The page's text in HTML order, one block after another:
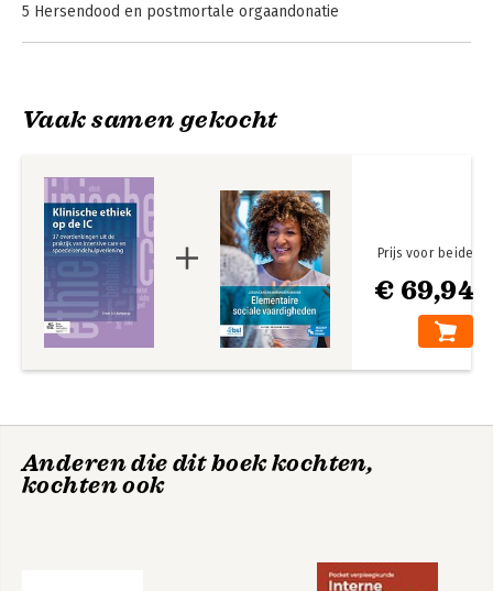
5 Hersendood en postmortale orgaandonatie
Vaak samen gekocht
€ 69,94
Prijs voor beide
Anderen die dit boek kochten,
kochten ook